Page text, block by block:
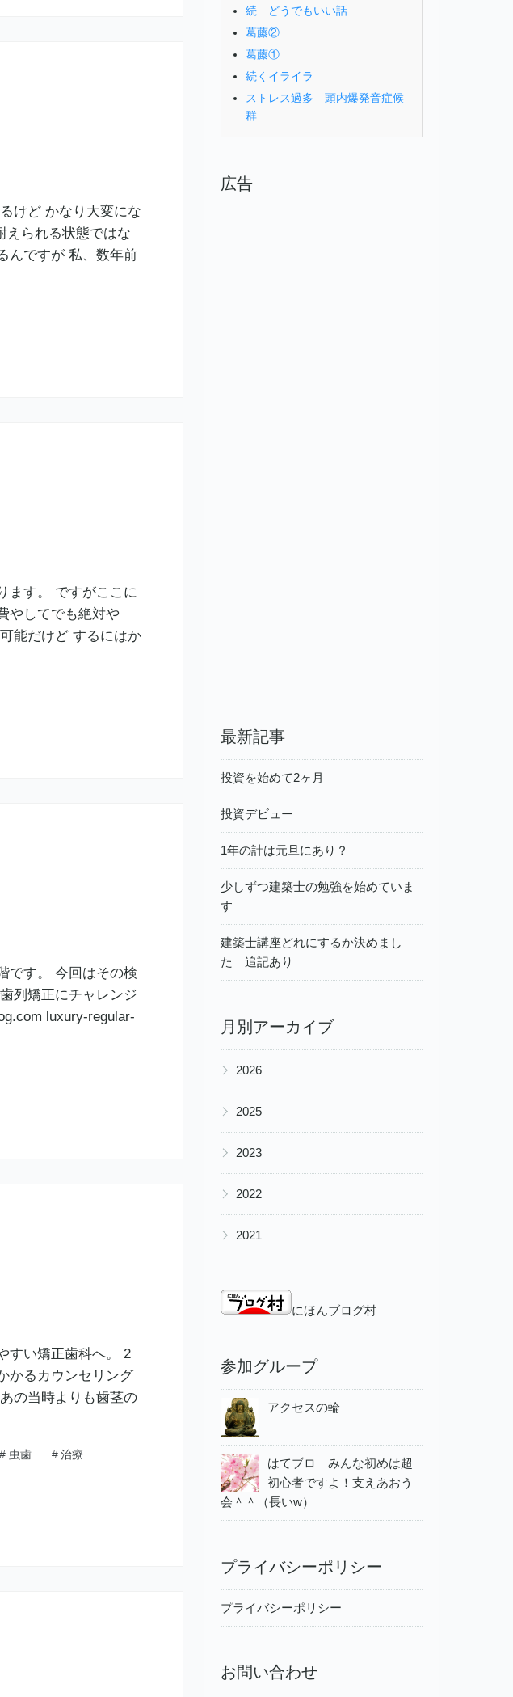
けど かなり大変にな
えられる状態ではな
んですが 私、数年前
ます。 ですがここに
やしてでも絶対や
能だけど するにはか
です。 今回はその検
列矯正にチャレンジ
luxury-regular-
すい矯正歯科へ。 2
かるカウンセリング
の当時よりも歯茎の
# 虫歯 # 治療
続 どうでもいい話
葛藤②
葛藤①
続くイライラ
ストレス過多 頭内爆発音症候
群
広告
最新記事
投資を始めて2ヶ月
投資デビュー
1年の計は元旦にあり？
少しずつ建築士の勉強を始めていま
す
建築士講座どれにするか決めまし
た 追記あり
月別アーカイブ
▶ 2026
▶ 2025
▶ 2023
▶ 2022
▶ 2021
にほんブログ村
参加グループ
アクセスの輪
はてブロ みんな初めは超
初心者ですよ！支えあおう
会＾＾（長いw）
プライバシーポリシー
プライバシーポリシー
お問い合わせ